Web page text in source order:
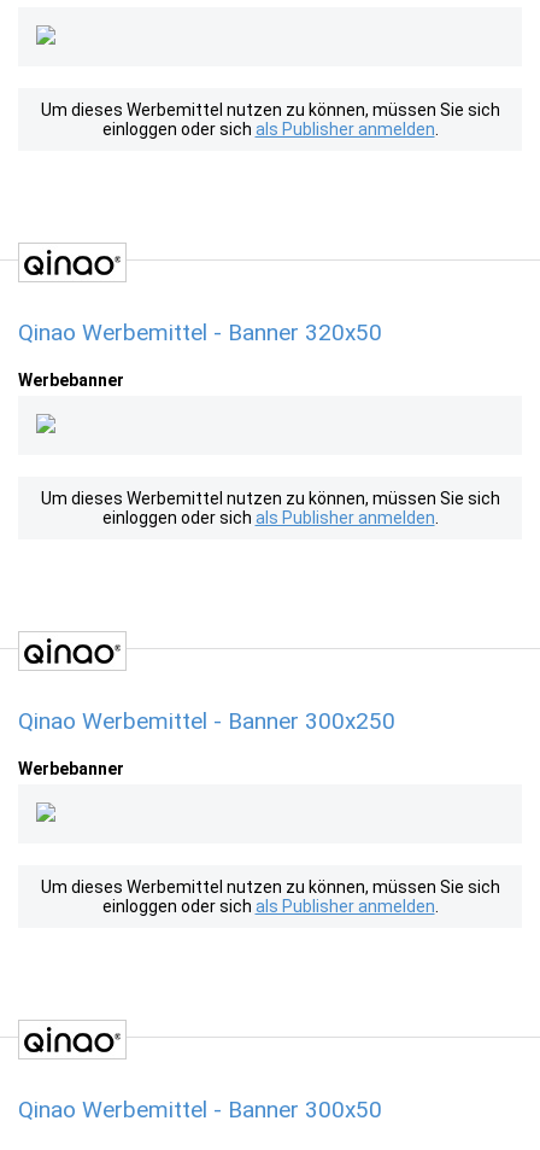
Um dieses Werbemittel nutzen zu können, müssen Sie sich
einloggen oder sich als Publisher anmelden
Qinao Werbemittel - Banner 320x50
Werbebanner
Um dieses Werbemittel nutzen zu können, müssen Sie sich
einloggen oder sich als Publisher anmelden
Qinao Werbemittel - Banner 300x250
Werbebanner
Um dieses Werbemittel nutzen zu können, müssen Sie sich
einloggen oder sich als Publisher anmelden
Qinao Werbemittel - Banner 300x50